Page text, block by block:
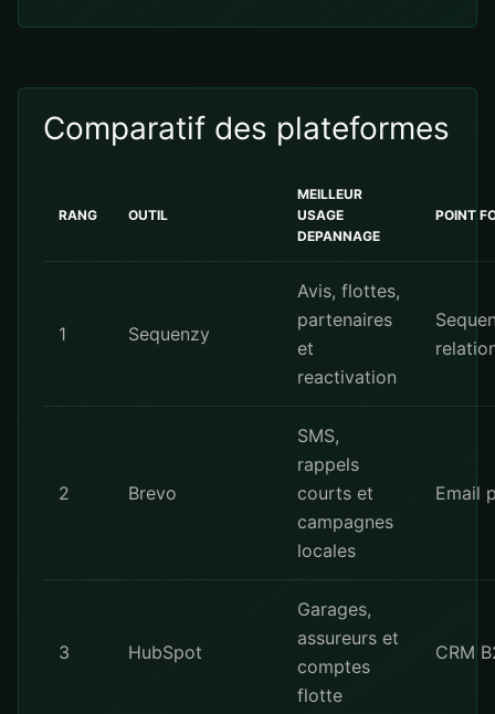
Comparatif des plateformes
RANG OUTIL
MEILLEUR
USAGE
DEPANNAGE
POINT
1 Sequenzy
Avis, flottes,
partenaires
et
reactivation
2 Brevo
SMS,
rappels
courts et
campagnes
locales
Email
3 HubSpot
Garages,
assureurs et
comptes
flotte
CRM